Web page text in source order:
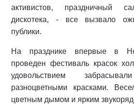
активистов, праздничный
дискотека, - все вызвало
публики.
На празднике впервые в
проведен фестиваль красок
удовольствием
разноцветными красками.
цветным дымом и ярким